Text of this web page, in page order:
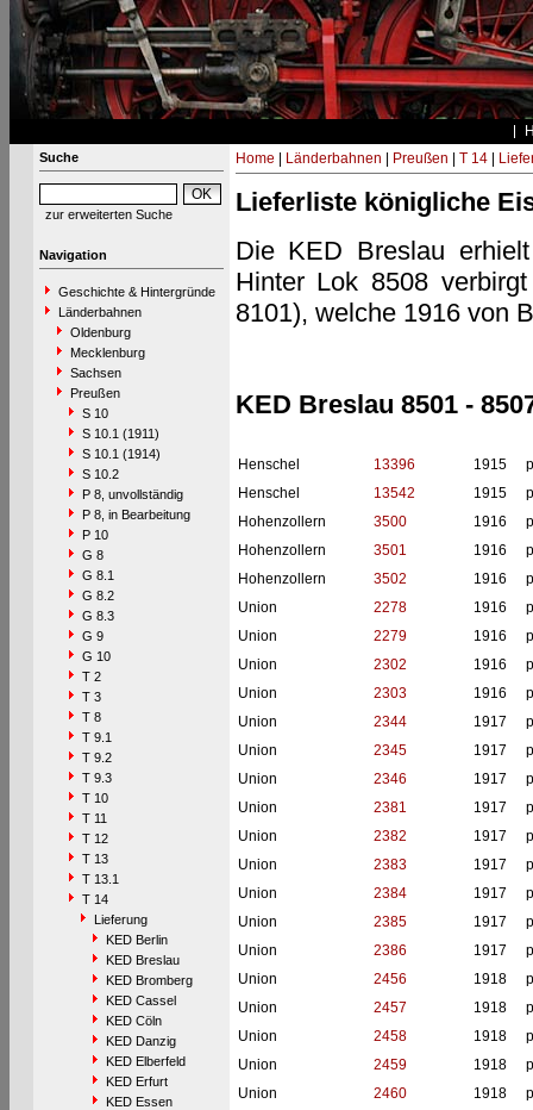
Suche
zur erweiterten Suche
Navigation
Geschichte & Hintergründe
Länderbahnen
Oldenburg
Mecklenburg
Sachsen
Preußen
S 10
S 10.1 (1911)
S 10.1 (1914)
S 10.2
P 8, unvollständig
P 8, in Bearbeitung
P 10
G 8
G 8.1
G 8.2
G 8.3
G 9
G 10
T 2
T 3
T 8
T 9.1
T 9.2
T 9.3
T 10
T 11
T 12
T 13
T 13.1
T 14
Lieferung
KED Berlin
KED Breslau
KED Bromberg
KED Cassel
KED Cöln
KED Danzig
KED Elberfeld
KED Erfurt
KED Essen
Home Länderbahnen Preußen T 14|
Lieferliste königliche
Die KED Breslau
Hinter Lok 8508
8101), welche 1916 von
KED Breslau 8501 -
Henschel 13396 1915
Henschel
13542 1915
Hohenzollern
3500 1916
Hohenzollern
3501 1916
Hohenzollern
3502 1916
Union
2278 1916
Union
2279 1916
Union
2302 1916
Union
2303 1916
Union
2344 1917
Union
2345 1917
Union
2346 1917
Union
2381 1917
Union
2382 1917
Union
2383 1917
Union
2384 1917
Union
2385 1917
Union
2386 1917
Union
2456 1918
Union
2457 1918
Union
2458 1918
Union
2459 1918
Union
2460 1918